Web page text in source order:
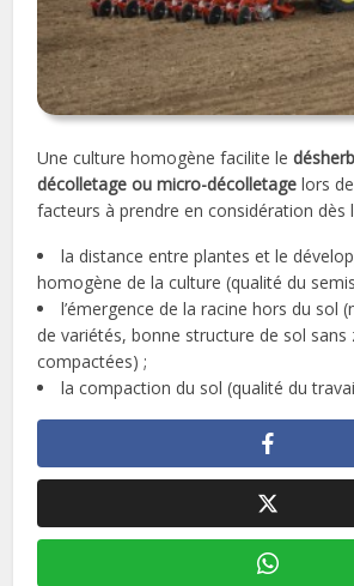
Une culture homogène facilite le
décolletage ou micro-décolletage lors
facteurs à prendre en considération dès
la distance entre plantes et le
homogène de la culture (qualité du
l’émergence de la racine hors du sol
de variétés, bonne structure de sol sans
compactées) ;
la compaction du sol (qualité du